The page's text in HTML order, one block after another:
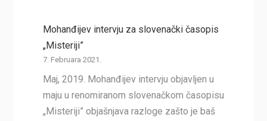
Mohanđijev intervju za slovenački časopis
„Misteriji”
7. Februara 2021.
Maj, 2019. Mohanđijev intervju objavljen u
maju u renomiranom slovenačkom časopisu
„Misteriji” objašnjava razloge zašto je baš